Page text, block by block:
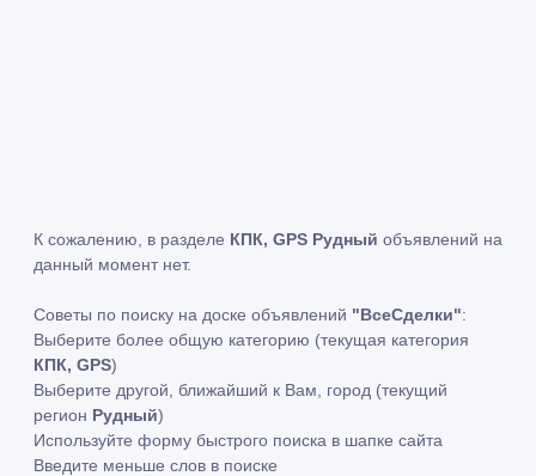
К сожалению, в разделе КПК, GPS Рудный объявлений на
данный момент нет.
Советы по поиску на доске объявлений "ВсеСделки":
Выберите более общую категорию (текущая категория
КПК, GPS)
Выберите другой, ближайший к Вам, город (текущий
регион Рудный)
Используйте форму быстрого поиска в шапке сайта
Введите меньше слов в поиске